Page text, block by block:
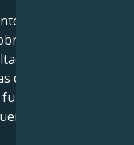
do coração, o
os resultados
da sua
com o seu
se com a
aproveitar-se